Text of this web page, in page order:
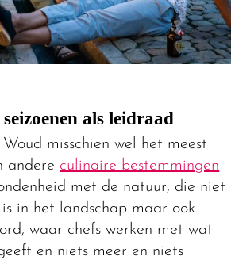
als leidraad
misschien wel het meest
andere culinaire bestemmingen
met de natuur, die niet
in het landschap maar ook
waar chefs werken met wat
en niets meer en niets